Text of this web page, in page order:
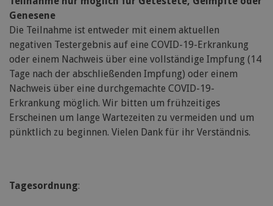
Genesene
Die Teilnahme ist entweder mit einem aktuellen
negativen Testergebnis auf eine COVID-19-Erkrankung
oder einem Nachweis über eine vollständige Impfung (14
Tage nach der abschließenden Impfung) oder einem
Nachweis über eine durchgemachte COVID-19-
Erkrankung möglich. Wir bitten um frühzeitiges
Erscheinen um lange Wartezeiten zu vermeiden und um
pünktlich zu beginnen. Vielen Dank für ihr Verständnis.
Tagesordnung: